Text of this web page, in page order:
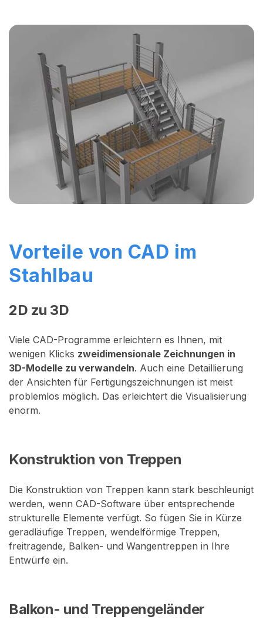
Vorteile von CAD im
Stahlbau
2D zu 3D
Viele CAD-Programme erleichtern es Ihnen, mit
wenigen Klicks zweidimensionale Zeichnungen in
3D-Modelle zu verwandeln. Auch eine Detaillierung
der Ansichten für Fertigungszeichnungen ist meist
problemlos möglich. Das erleichtert die Visualisierung
enorm.
Konstruktion von Treppen
Die Konstruktion von Treppen kann stark beschleunigt
werden, wenn CAD-Software über entsprechende
strukturelle Elemente verfügt. So fügen Sie in Kürze
geradläufige Treppen, wendelförmige Treppen,
freitragende, Balken- und Wangentreppen in Ihre
Entwürfe ein.
Balkon- und Treppengeländer